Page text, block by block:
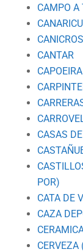
CAMPO A
CANTAR
CAPOEIRA
CASAS
POR)
CATA DE
CAZA
CERVEZA